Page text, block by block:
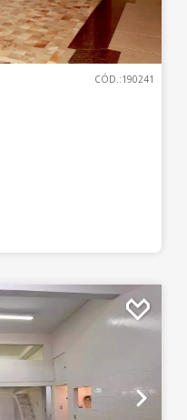
CÓD.:190241